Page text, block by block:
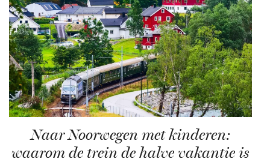
Naar Noorwegen met kinderen:
waarom de trein de halve vakantie is